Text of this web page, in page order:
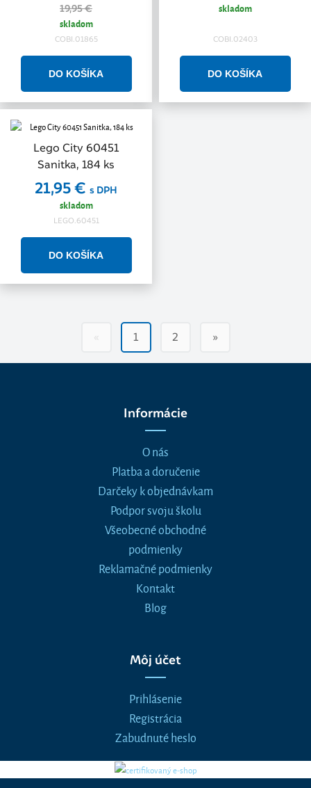
19,95 €
skladom
COBI.01865
skladom
COBI.02403
Lego City 60451
Sanitka, 184 ks
21,95 € s DPH
skladom
LEGO.60451
« 1 2 »
Informácie
O nás
Platba a doručenie
Darčeky k objednávkam
Podpor svoju školu
Všeobecné obchodné
podmienky
Reklamačné podmienky
Kontakt
Blog
Môj účet
Prihlásenie
Registrácia
Zabudnuté heslo